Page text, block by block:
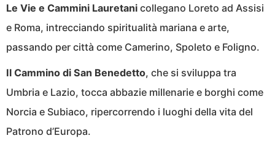
Le Vie e Cammini Lauretani collegano Loreto ad Assisi
e Roma, intrecciando spiritualità mariana e arte,
passando per città come Camerino, Spoleto e Foligno.
Il Cammino di San Benedetto, che si sviluppa tra
Umbria e Lazio, tocca abbazie millenarie e borghi come
Norcia e Subiaco, ripercorrendo i luoghi della vita del
Patrono d’Europa.